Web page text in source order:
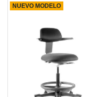
NUEVO MODELO